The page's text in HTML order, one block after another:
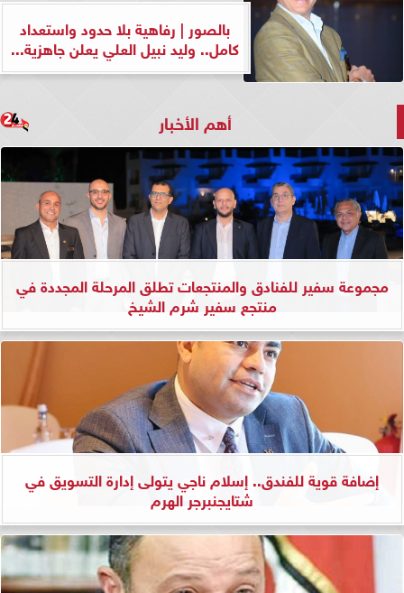
بالصور | رفاهية بلا حدود واستعداد
كامل.. وليد نبيل العلي يعلن جاهزية...
أهم الأخبار
مجموعة سفير للفنادق والمنتجعات تطلق المرحلة المجددة في
منتجع سفير شرم الشيخ
إضافة قوية للفندق.. إسلام ناجي يتولى إدارة التسويق في
شتايجنبرجر الهرم